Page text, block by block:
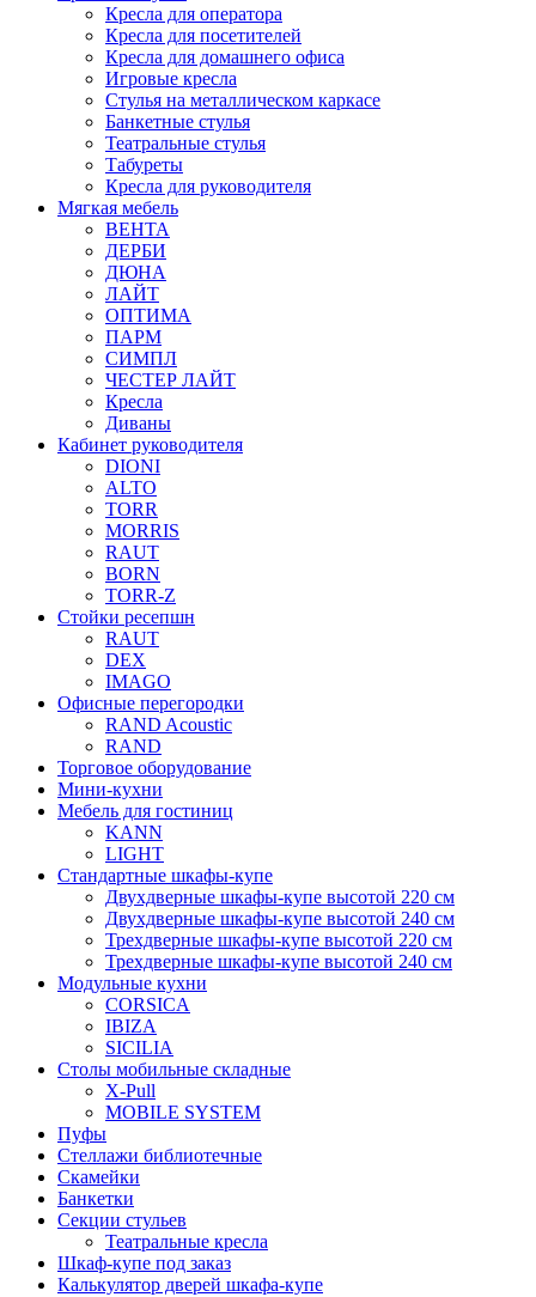
Кресла для оператора
Кресла для посетителей
Кресла для домашнего офиса
Игровые кресла
Стулья на металлическом каркасе
Банкетные стулья
Театральные стулья
Табуреты
Кресла для руководителя
Мягкая мебель
ВЕНТА
ДЕРБИ
ДЮНА
ЛАЙТ
ОПТИМА
ПАРМ
СИМПЛ
ЧЕСТЕР ЛАЙТ
Кресла
Диваны
Кабинет руководителя
DIONI
ALTO
TORR
MORRIS
RAUT
BORN
TORR-Z
Стойки ресепшн
RAUT
DEX
IMAGO
Офисные перегородки
RAND Acoustic
RAND
Торговое оборудование
Мини-кухни
Мебель для гостиниц
KANN
LIGHT
Стандартные шкафы-купе
Двухдверные шкафы-купе высотой 220 см
Двухдверные шкафы-купе высотой 240 см
Трехдверные шкафы-купе высотой 220 см
Трехдверные шкафы-купе высотой 240 см
Модульные кухни
CORSICA
IBIZA
SICILIA
Столы мобильные складные
X-Pull
MOBILE SYSTEM
Пуфы
Стеллажи библиотечные
Скамейки
Банкетки
Секции стульев
Театральные кресла
Шкаф-купе под заказ
Калькулятор дверей шкафа-купе